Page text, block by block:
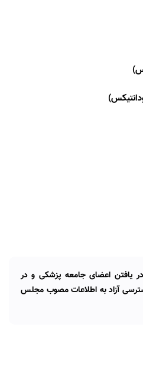
یافتن اعضای جامعه پزشکی و در
آزاد به اطلاعات مصوب مجلس